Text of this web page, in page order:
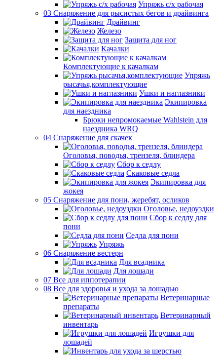
Упряжь с/х рабочая
03 Снаряжение для рысистых бегов и драйвинга
Драйвинг
Железо
Защита для ног
Качалки
Комплектующие к качалкам
Упряжь
рысачья,комплектующие
Ушки и наглазники
Экипировка
для наездника
Брюки непромокаемые Wahlstein для
наездника WRQ
04 Снаряжение для скачек
Оголовья, поводья, трензеля, блиндера
Сбор к седлу
Скаковые седла
Экипировка для
жокея
05 Снаряжение для пони, жеребят, осликов
Оголовье, недоуздки
Сбор к седлу для
пони
Седла для пони
Упряжь
06 Снаряжение вестерн
Для всадника
Для лошади
07 Все для иппотерапии
08 Все для здоровья и ухода за лошадью
Ветеринарные
препараты
Ветеринарный
инвентарь
Игрушки для
лошадей